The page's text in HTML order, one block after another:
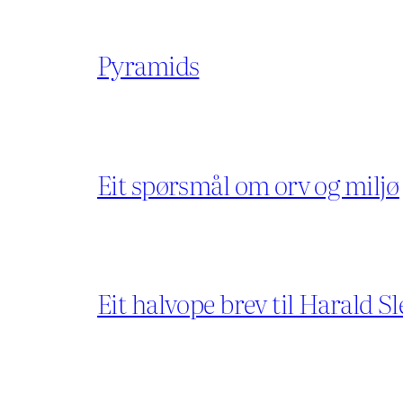
Pyramids
Eit spørsmål om orv og miljø
Eit halvope brev til Harald